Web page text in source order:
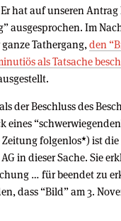
Er hat auf unseren
ausgesprochen. Im
Tathergang, den
als Tatsache
der Beschluss des
eines
folgenlos*) ist
in dieser Sache. Sie
… für beendet zu
dass “Bild” am 3.